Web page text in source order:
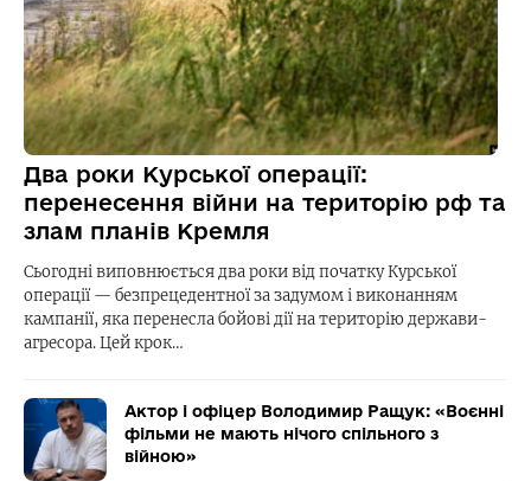
Два роки Курської операції:
перенесення війни на територію рф та
злам планів Кремля
Сьогодні виповнюється два роки від початку Курської
операції — безпрецедентної за задумом і виконанням
кампанії, яка перенесла бойові дії на територію держави-
агресора. Цей крок…
Актор і офіцер Володимир Ращук: «Воєнні
фільми не мають нічого спільного з
війною»